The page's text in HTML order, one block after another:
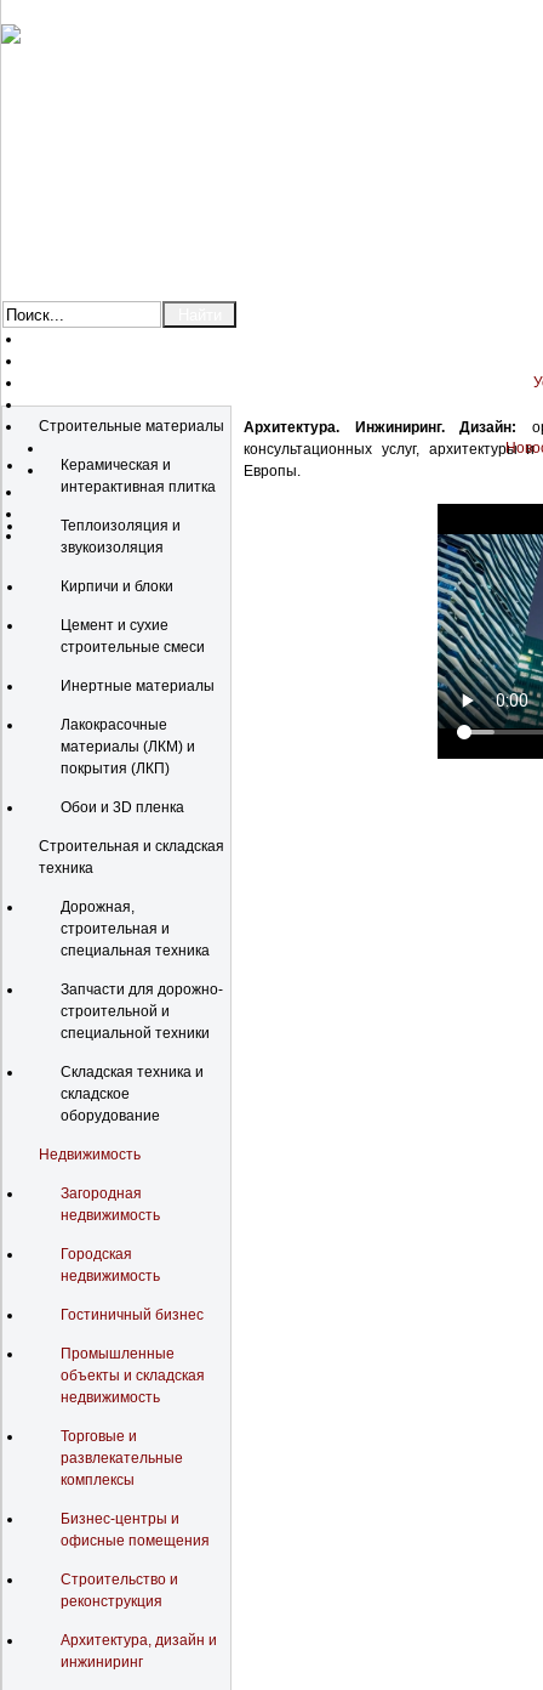
Строительные материалы
Керамическая и
интерактивная плитка
Теплоизоляция и
звукоизоляция
Кирпичи и блоки
Цемент и сухие
строительные смеси
Инертные материалы
Лакокрасочные
материалы (ЛКМ) и
покрытия (ЛКП)
Обои и 3D пленка
Строительная и складская
техника
Дорожная,
строительная и
специальная техника
Запчасти для дорожно-
строительной и
специальной техники
Складская техника и
складское
оборудование
Недвижимость
Загородная
недвижимость
Городская
недвижимость
Гостиничный бизнес
Промышленные
объекты и складская
недвижимость
Торговые и
развлекательные
комплексы
Бизнес-центры и
офисные помещения
Строительство и
реконструкция
Архитектура, дизайн и
инжиниринг
Архитектура. Инжиниринг. Дизайн:
консультационных услуг,
Европы.